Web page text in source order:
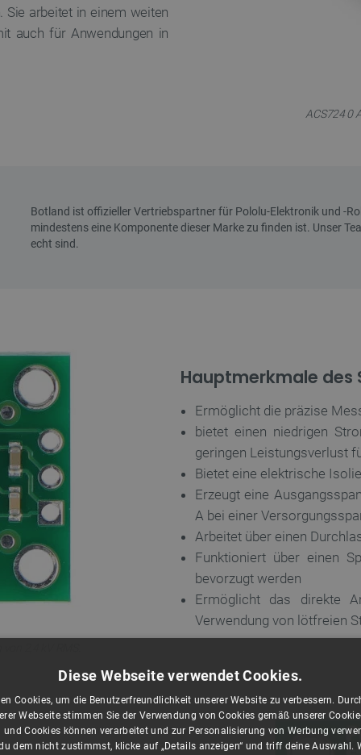
Sie arbeitet in einem weiten
auch für Anwendungen in
ACS724 0
2,4 kV RMS.
Hauptmerkmale des
Ermöglicht die präzise
bietet einen niedrigen
geringen Leistungsverlust
Bietet eine elektrische
Erzeugt eine
A bei einer
Arbeitet über einen
Funktioniert über einen
bevorzugt werden
Ermöglicht das direkte
Verwendung von lötfreien
Diese Webseite verwendet Cookies.
Cookies, um die Benutzerfreundlichkeit unserer Website zu verbessern.
Webseite stimmen Sie der Verwendung von Cookies gemäß unserer
und Cookies können verarbeitet und zur Personalisierung von Werbung
dem nicht zustimmst, klicke auf „Details anzeigen“ und triff deine Auswahl.